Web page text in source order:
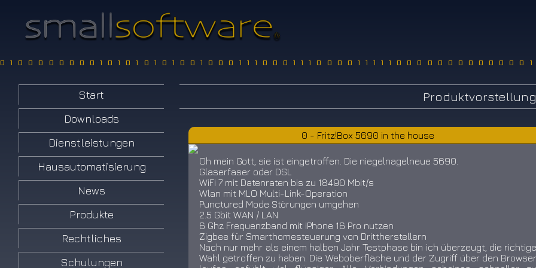
Start
Downloads
Dienstleistungen
Hausautomatisierung
News
Produkte
Rechtliches
Schulungen
Produktvorstellung
0 - Fritz!Box 5690 in the house
Oh mein Gott, sie ist eingetroffen. Die niegelnagelneue 5690.
Glaserfaser oder DSL
WiFi 7 mit Datenraten bis zu 18490 Mbit/s
Wlan mit MLO Multi-Link-Operation
Punctured Mode Störungen umgehen
2.5 Gbit WAN / LAN
6 Ghz Frequenzband mit iPhone 16 Pro nutzen
Zigbee für Smarthomesteuerung von Drittherstellern
Nach nur mehr als einem halben Jahr Testphase bin ich überzeugt, die richtige
Wahl getroffen zu haben. Die Weboberfläche und der Zugriff über den Browser